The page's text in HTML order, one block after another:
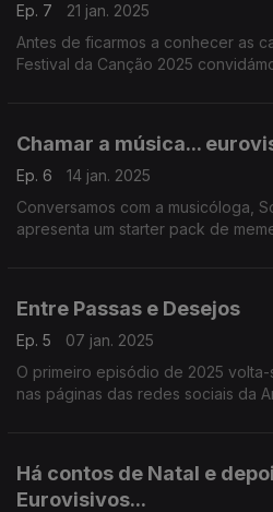
Ep. 7
21 jan. 2025
Antes de ficarmos a conhecer as
Festival da Canção 2025
Chamar a música...
Ep. 6
14 jan. 2025
Conversamos com a musicóloga,
apresenta um starter pack de
Entre Passas e Desejos
Ep. 5
07 jan. 2025
O primeiro episódio de 2025
nas páginas das redes sociais da
Há contos de Natal e
Eurovisivos...